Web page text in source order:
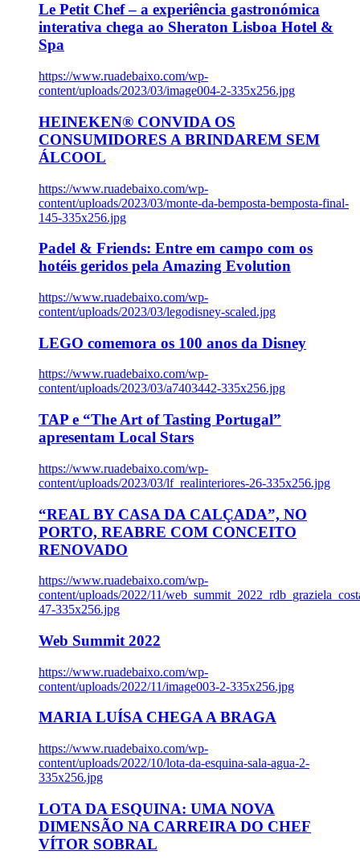
Le Petit Chef – a experiência gastronómica
interativa chega ao Sheraton Lisboa Hotel &
Spa
https://www.ruadebaixo.com/wp-
content/uploads/2023/03/image004-2-335x256.jpg
HEINEKEN® CONVIDA OS
CONSUMIDORES A BRINDAREM SEM
ÁLCOOL
https://www.ruadebaixo.com/wp-
content/uploads/2023/03/monte-da-bemposta-bemposta-final-
145-335x256.jpg
Padel & Friends: Entre em campo com os
hotéis geridos pela Amazing Evolution
https://www.ruadebaixo.com/wp-
content/uploads/2023/03/legodisney-scaled.jpg
LEGO comemora os 100 anos da Disney
https://www.ruadebaixo.com/wp-
content/uploads/2023/03/a7403442-335x256.jpg
TAP e “The Art of Tasting Portugal”
apresentam Local Stars
https://www.ruadebaixo.com/wp-
content/uploads/2023/03/lf_realinteriores-26-335x256.jpg
“REAL BY CASA DA CALÇADA”, NO
PORTO, REABRE COM CONCEITO
RENOVADO
https://www.ruadebaixo.com/wp-
content/uploads/2022/11/
47-335x256.jpg
Web Summit 2022
https://www.ruadebaixo.com/wp-
content/uploads/2022/11/image003-2-335x256.jpg
MARIA LUÍSA CHEGA A BRAGA
https://www.ruadebaixo.com/wp-
content/uploads/2022/10/lota-da-esquina-sala-agua-2-
335x256.jpg
LOTA DA ESQUINA: UMA NOVA
DIMENSÃO NA CARREIRA DO CHEF
VÍTOR SOBRAL